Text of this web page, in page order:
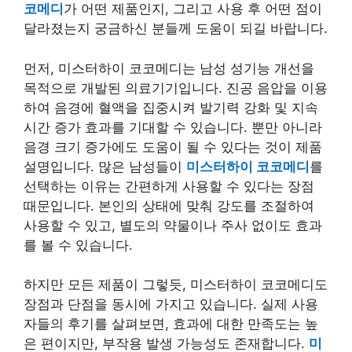
코메디 가 어떤 제품인지, 그리고 사용 후 어떤 점이
달라졌는지 궁금하신 분들께 도움이 되길 바랍니다.
먼저, 미스터하이 코코메디는 남성 성기능 개선을
목적으로 개발된 의료기기입니다. 진공 음압을 이용
하여 음경에 혈액을 집중시켜 발기력 강화 및 지속
시간 증가 효과를 기대할 수 있습니다. 뿐만 아니라
음경 크기 증가에도 도움이 될 수 있다는 것이 제품
설명입니다. 많은 남성들이 미스터하이 코코메디를
선택하는 이유는 간편하게 사용할 수 있다는 장점
때문입니다. 본인의 상태에 맞춰 강도를 조절하여
사용할 수 있고, 별도의 약물이나 주사 없이도 효과
를 볼 수 있습니다.
하지만 모든 제품이 그렇듯, 미스터하이 코코메디도
장점과 단점을 동시에 가지고 있습니다. 실제 사용
자들의 후기를 살펴보면, 효과에 대한 만족도는 높
은 편이지만, 부작용 발생 가능성도 존재합니다. 미